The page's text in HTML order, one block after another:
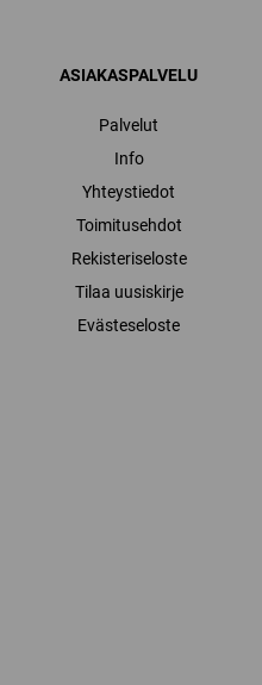
ASIAKASPALVELU
Palvelut
Info
Yhteystiedot
Toimitusehdot
Rekisteriseloste
Tilaa uusiskirje
Evästeseloste